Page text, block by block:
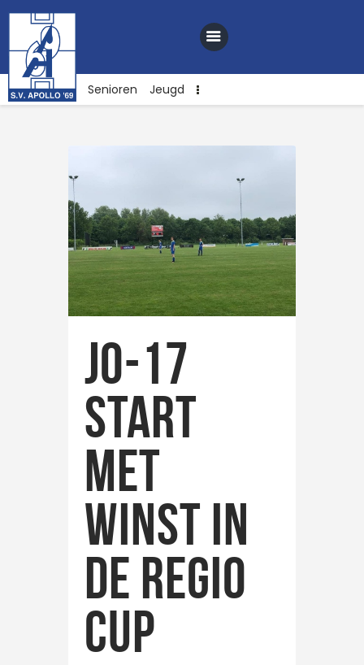
Senioren Jeugd
Club
Sponsoren
Webshop
Contact
Vacatures
Lid worden
JO-17
start
met
winst in
de Regio
cup